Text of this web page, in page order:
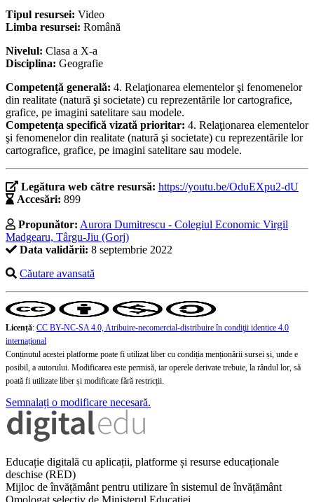
Tipul resursei: Video
Limba resursei: Română
Nivelul: Clasa a X-a
Disciplina: Geografie
Competență generală: 4. Relaţionarea elementelor şi fenomenelor
din realitate (natură şi societate) cu reprezentările lor cartografice,
grafice, pe imagini satelitare sau modele.
Competența specifică vizată prioritar: 4. Relaţionarea elementelor
şi fenomenelor din realitate (natură şi societate) cu reprezentările lor
cartografice, grafice, pe imagini satelitare sau modele.
Legătura web către resursă: https://youtu.be/OduEXpu2-dU
Accesări: 899
Propunător: Aurora Dumitrescu - Colegiul Economic Virgil
Madgearu, Târgu-Jiu (Gorj)
Data validării: 8 septembrie 2022
Căutare avansată
Licență: CC BY-NC-SA 4.0, Atribuire-necomercial-distribuire în condiţii identice 4.0
internațional
Conținutul acestei platforme poate fi utilizat liber cu condiția menționării sursei și, unde e
posibil, a autorului. Modificarea este permisă, iar operele derivate trebuie, la rândul lor, să
poată fi utilizate liber și modificate fără restricții.
Semnalați o modificare necesară.
Educație digitală cu aplicații, platforme și resurse educaționale
deschise (RED)
Mijloc de învățământ pentru utilizare în sistemul de învățământ